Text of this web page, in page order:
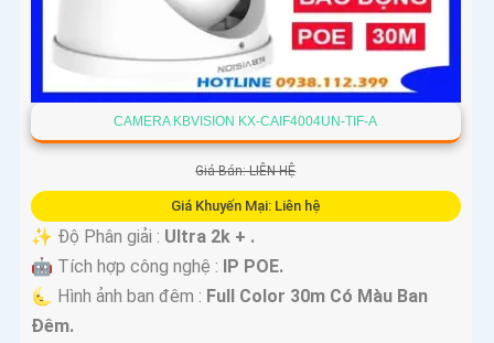
CAMERA KBVISION KX-CAIF4004UN-TIF-A
Giá Bán: LIÊN HỆ
Giá Khuyến Mại: Liên hệ
✨ Độ Phân giải : Ultra 2k + .
🤖️ Tích hợp công nghệ :
IP POE.
🌜 Hình ảnh ban đêm : Full Color 30m Có Màu Ban
Ðêm.